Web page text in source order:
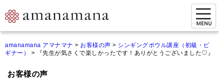
ご来店予約（実店舗）
amanamana アマナマナ > お客様の声 > シンギングボウル講座（初級・ビ
ギナー）
> 『先生が気さくで楽しかったです！ありがとうございました♡』
お客様の声